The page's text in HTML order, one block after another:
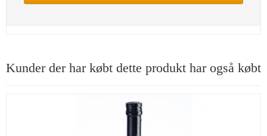
Kunder der har købt dette produkt har også købt